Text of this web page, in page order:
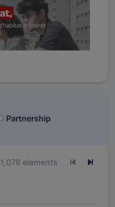
Partnership
1,078 elements Previous
Next